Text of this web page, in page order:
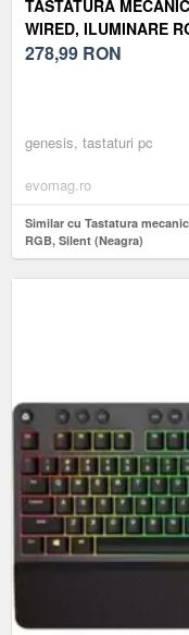
TASTATURA
WIRED, ILUMINARE
278,99 RON
genesis, tastaturi pc
evomag.ro
Similar cu Tastatura
RGB, Silent (Neagra)